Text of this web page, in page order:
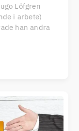
Löfgren
i arbete)
han andra